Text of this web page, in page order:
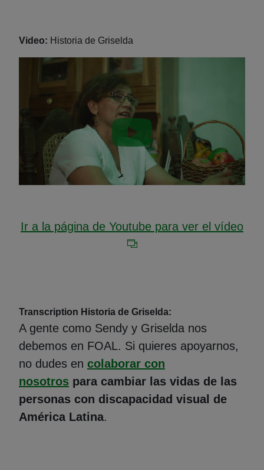
Video: Historia de Griselda
Reproducir vídeo:
Ir a la página de Youtube para ver el vídeo
Transcription Historia de Griselda:
A gente como Sendy y Griselda nos
debemos en FOAL. Si quieres apoyarnos,
no dudes en colaborar con
nosotros para cambiar las vidas de las
personas con discapacidad visual de
América Latina.